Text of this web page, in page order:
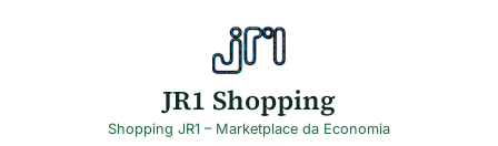
JR1 Shopping
Shopping JR1 – Marketplace da Economia